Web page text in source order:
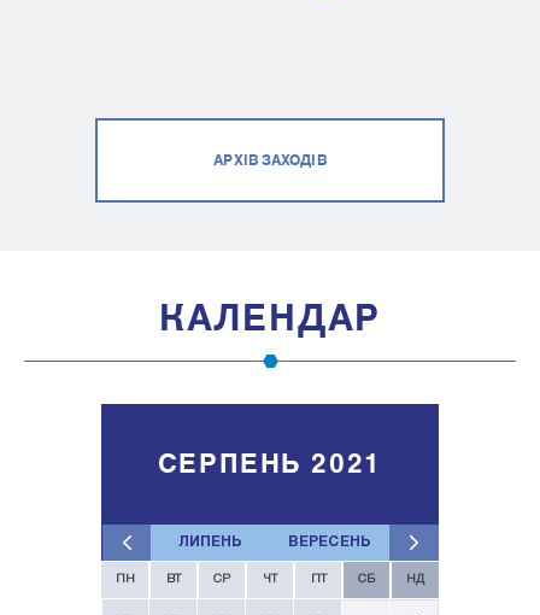
АРХІВ ЗАХОДІВ
КАЛЕНДАР
ЛИПЕНЬ ВЕРЕСЕНЬ
СЕРПЕНЬ 2021
ПН ВТ СР ЧТ ПТ СБ НД